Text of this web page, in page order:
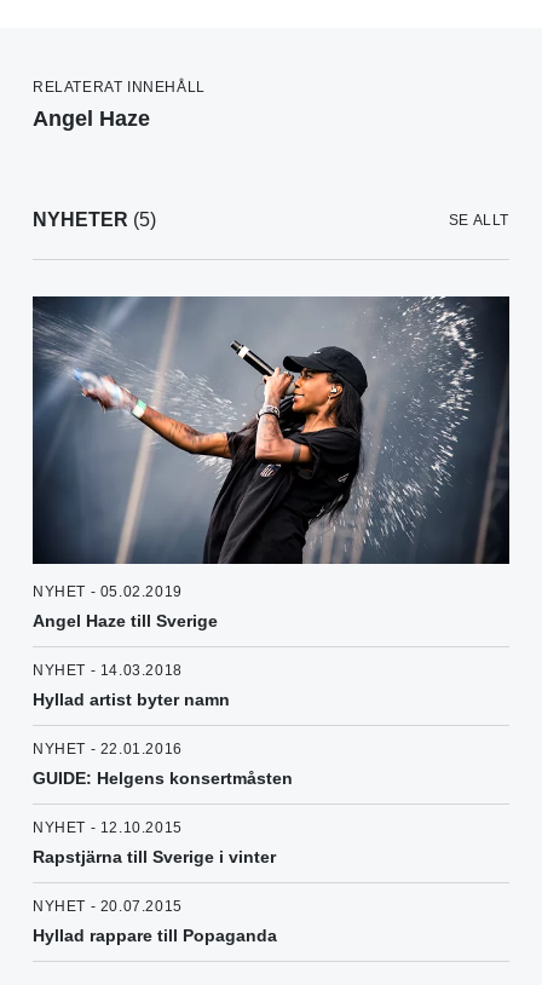
RELATERAT INNEHÅLL
Angel Haze
NYHETER (5) SE ALLT
NYHET - 05.02.2019
Angel Haze till Sverige
NYHET - 14.03.2018
Hyllad artist byter namn
NYHET - 22.01.2016
GUIDE: Helgens konsertmåsten
NYHET - 12.10.2015
Rapstjärna till Sverige i vinter
NYHET - 20.07.2015
Hyllad rappare till Popaganda